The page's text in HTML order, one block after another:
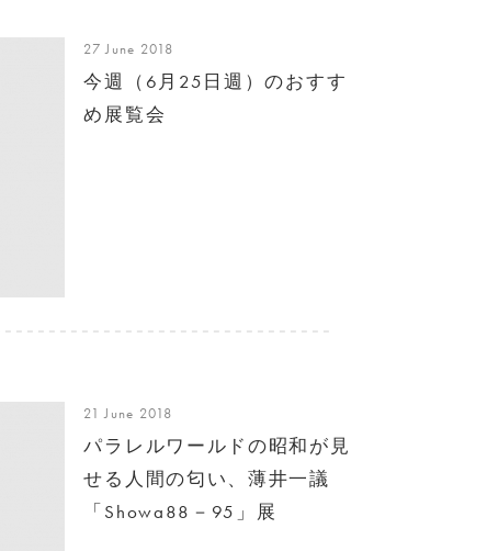
27 June 2018
今週（6月25日週）のおすす
め展覧会
21 June 2018
パラレルワールドの昭和が見
せる人間の匂い、薄井一議
「Showa88－95」展